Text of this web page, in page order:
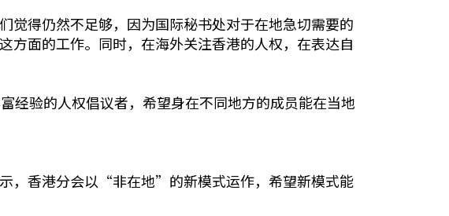
得仍然不足够，因为国际秘书处对于在地急切需要的
方面的工作。同时，在海外关注香港的人权，在表达自
经验的人权倡议者，希望身在不同地方的成员能在当地
，香港分会以“非在地”的新模式运作，希望新模式能